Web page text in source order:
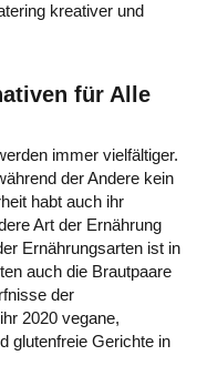
kreativer und
für Alle
immer vielfältiger.
der Andere kein
habt auch ihr
Art der Ernährung
Ernährungsarten ist in
auch die Brautpaare
der
2020 vegane,
glutenfreie Gerichte in